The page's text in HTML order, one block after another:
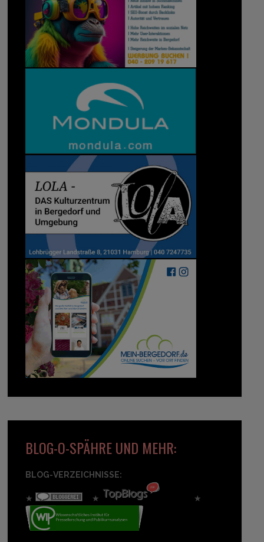
BLOG-O-SPÄHRE UND MEHR:
BLOG-VERZEICHNISSE:
★ ★ ★